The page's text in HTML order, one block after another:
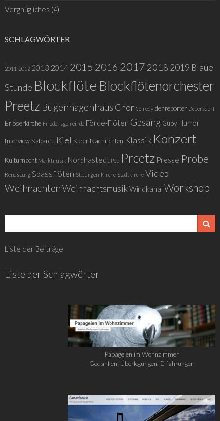
Vergnügliches (4)
SCHLAGWÖRTER
2011 2012 2013 2014 2015 2016 2017 2018 2019 Blaue
Stunde Blockflöte Blockflötenorchester
Preetz Bugenhagenhaus Chor Comedy der reporter Dobersdorf
Erlöserkirche Friedensgemeinde Förde-Flöten Gesang Güby Humor
Interview Kabarett Kiel Kieler Nachrichten Klassik Konzert
Kulturnacht Marktmusik Nordhastedt Pop Preetz Presse Probe
Rendsburg Spassflöten St. Jürgen-Kirche Stadtkirche Video
WeihnachtenWeihnachtsmusik Windkanal Workshop
Liste der Beiträge
Liste der Schlagwörter
Papageien im Wohnzimmer
Gedanken, Überlegungen, Erfahrungen